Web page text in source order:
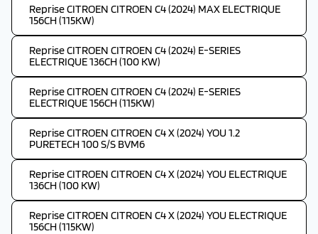
Reprise CITROEN CITROEN C4 (2024) MAX ELECTRIQUE
156CH (115KW)
Reprise CITROEN CITROEN C4 (2024) E-SERIES
ELECTRIQUE 136CH (100 KW)
Reprise CITROEN CITROEN C4 (2024) E-SERIES
ELECTRIQUE 156CH (115KW)
Reprise CITROEN CITROEN C4 X (2024) YOU 1.2
PURETECH 100 S/S BVM6
Reprise CITROEN CITROEN C4 X (2024) YOU ELECTRIQUE
136CH (100 KW)
Reprise CITROEN CITROEN C4 X (2024) YOU ELECTRIQUE
156CH (115KW)